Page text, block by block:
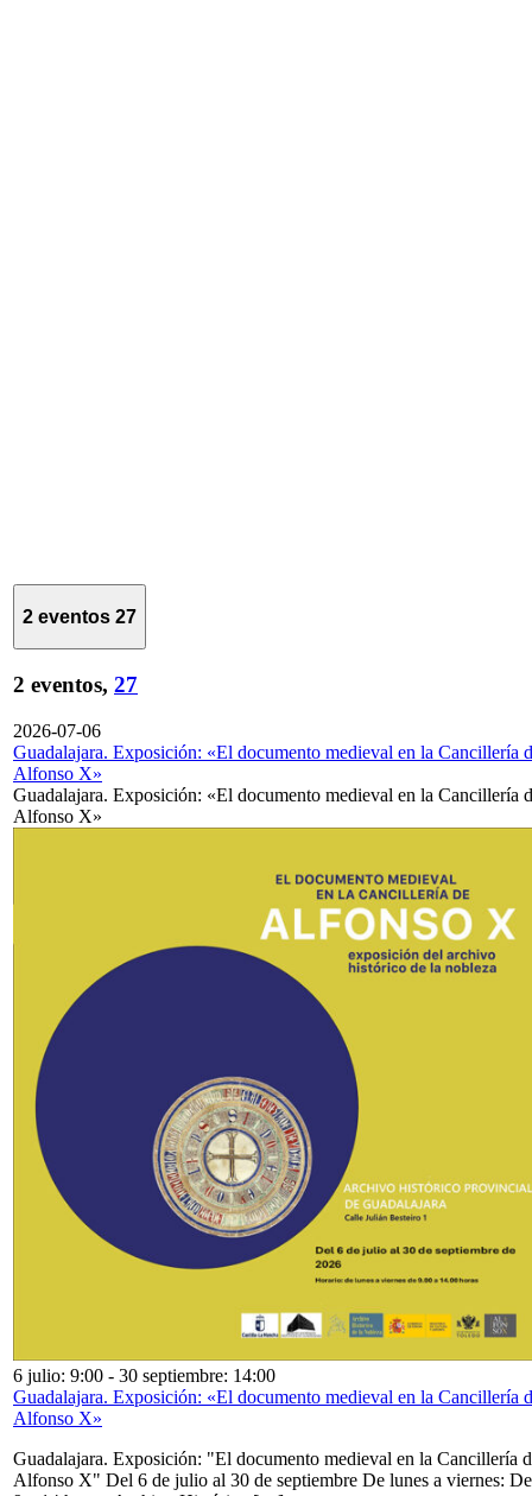
2 eventos 27
2 eventos, 27
2026-07-06
Guadalajara. Exposición: «El documento medieval en la Cancillería
Alfonso X»
Guadalajara. Exposición: «El documento medieval en la Cancillería
Alfonso X»
6 julio: 9:00 - 30 septiembre: 14:00
Guadalajara. Exposición: «El documento medieval en la Cancillería
Alfonso X»
Guadalajara. Exposición: "El documento medieval en la Cancillería
Alfonso X" Del 6 de julio al 30 de septiembre De lunes a viernes: De